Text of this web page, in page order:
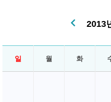
2013
일 월 화